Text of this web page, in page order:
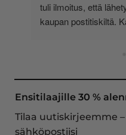
edullisin - ja sitä se
selkeää ja helppoa,
asiakaspalvelu
oli noudettavissa
näe mitään syytä
ollut mitään
Ensitilaajille 30 %
Tilaa uutiskirjeemme
sähköpostiisi